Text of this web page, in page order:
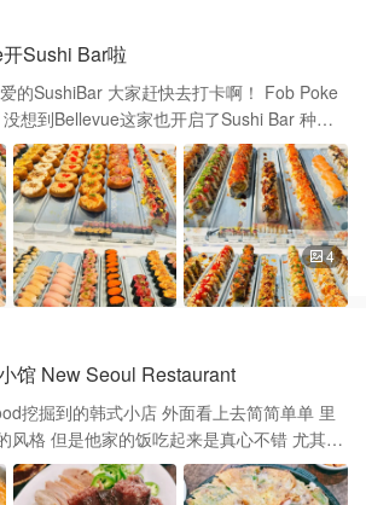
Sushi Bar啦
大家赶快去打卡啊！ Fob Poke
想到Bellevue这家也开启了Sushi Bar 种类
后称重收费，14.99每磅 图四上12块寿司加
高的！💕 总体味道也很不错 喜欢
的质量也很高 总之冲着这价格这味道一定要
4
馆 New Seoul Restaurant
挖掘到的韩式小店 外面看上去简简单单 里
风格 但是他家的饭吃起来是真心不错 尤其是